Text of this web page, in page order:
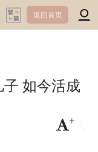
返回首页
如今活成
+